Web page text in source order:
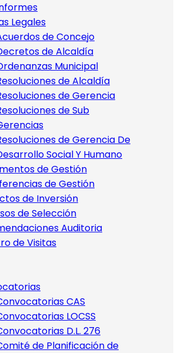
Legales
de Concejo
de Alcaldía
Municipal
de Alcaldía
de Gerencia
de Sub
de Gerencia De
Social Y Humano
de Gestión
de Gestión
de Inversión
de Selección
Auditoria
de Visitas
CAS
LOCSS
D.L. 276
de Planificación de